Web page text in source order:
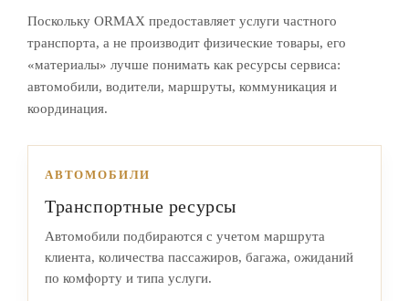
Поскольку ORMAX предоставляет услуги частного
транспорта, а не производит физические товары, его
«материалы» лучше понимать как ресурсы сервиса:
автомобили, водители, маршруты, коммуникация и
координация.
АВТОМОБИЛИ
Транспортные ресурсы
Автомобили подбираются с учетом маршрута
клиента, количества пассажиров, багажа, ожиданий
по комфорту и типа услуги.